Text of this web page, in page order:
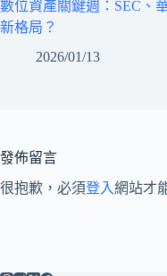
數位資產關鍵週：SEC、
新格局？
2026/01/13
發佈留言
很抱歉，必須登入網站才